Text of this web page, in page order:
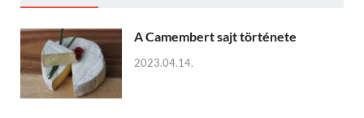
A Camembert sajt története
2023.04.14.